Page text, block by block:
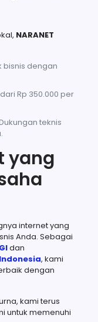
NARANET
bisnis dengan
Rp 350.000 per
teknis
yang
internet yang
Anda. Sebagai
dan
, kami
dengan
kami terus
untuk memenuhi